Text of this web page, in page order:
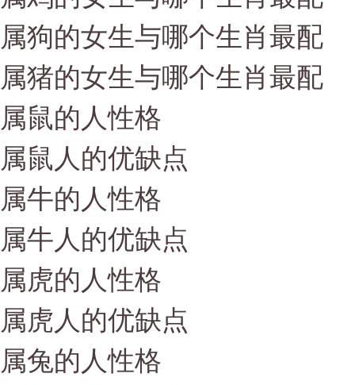
属狗的女生与哪个生肖最配
属猪的女生与哪个生肖最配
属鼠的人性格
属鼠人的优缺点
属牛的人性格
属牛人的优缺点
属虎的人性格
属虎人的优缺点
属兔的人性格